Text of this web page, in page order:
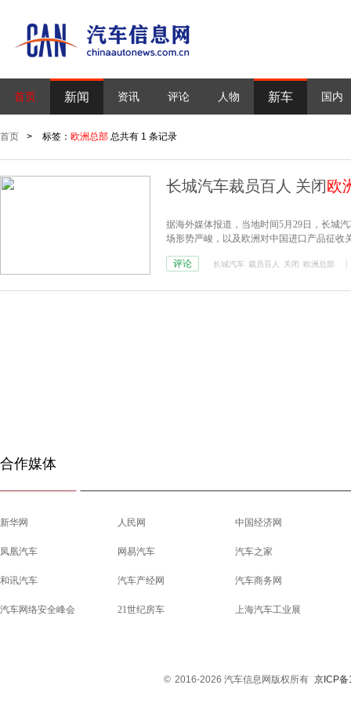
首页 新闻 资讯 评论 人物 新车 国内
首页 > 标签： 欧洲总部 总共有 1 条记录
长城汽车裁员百人 关闭欧
据海外媒体报道，当地时间5月29日，长城
场形势严峻，以及欧洲对中国进口产品征收
评论 长城汽车 裁员百人 关闭 欧洲总部
合作媒体
新华网 人民网 中国经济网
凤凰汽车 网易汽车 汽车之家
和讯汽车 汽车产经网 汽车商务网
汽车网络安全峰会 21世纪房车 上海汽车工业展
© 2016-2026 汽车信息网版权所有 京ICP